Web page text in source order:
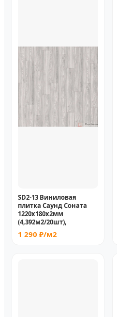
SD2-13 Виниловая
плитка Саунд Соната
1220х180х2мм
(4,392м2/20шт),
1 290 ₽/м2